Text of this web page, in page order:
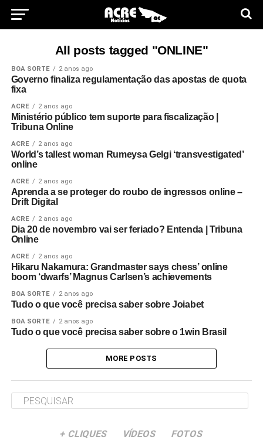
All posts tagged "ONLINE"
BOA SORTE 2 anos ago
Governo finaliza regulamentação das apostas de quota
fixa
ACRE 2 anos ago
Ministério público tem suporte para fiscalização |
Tribuna Online
ACRE 2 anos ago
World’s tallest woman Rumeysa Gelgi ‘transvestigated’
online
ACRE 2 anos ago
Aprenda a se proteger do roubo de ingressos online –
Drift Digital
ACRE 2 anos ago
Dia 20 de novembro vai ser feriado? Entenda | Tribuna
Online
ACRE 2 anos ago
Hikaru Nakamura: Grandmaster says chess’ online
boom ‘dwarfs’ Magnus Carlsen’s achievements
BOA SORTE 2 anos ago
Tudo o que você precisa saber sobre Joiabet
BOA SORTE 2 anos ago
Tudo o que você precisa saber sobre o 1win Brasil
MORE POSTS
+ CLIQUES VÍDEOS FOTOS